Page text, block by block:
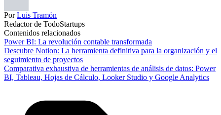
PorLuis Tramón
Redactor de TodoStartups
Contenidos relacionados
Power BI: La revolución contable transformada
Descubre Notion: La herramienta definitiva para la organización y el
seguimiento de proyectos
Comparativa exhaustiva de herramientas de análisis de datos: Power
BI, Tableau, Hojas de Cálculo, Looker Studio y Google Analytics